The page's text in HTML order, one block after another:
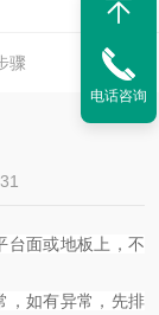
骤
台面或地板上，不
，如有异常，先排
电话咨询